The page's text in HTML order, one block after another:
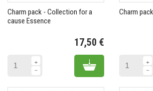
Charm pack - Collection for a
cause Essence
17,50 €
Add to cart
Charm